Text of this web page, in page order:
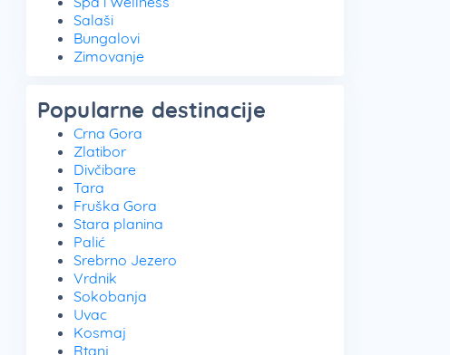
Salaši
Bungalovi
Zimovanje
Popularne destinacije
Crna Gora
Zlatibor
Divčibare
Tara
Fruška Gora
Stara planina
Palić
Srebrno Jezero
Vrdnik
Sokobanja
Uvac
Kosmaj
Rtanj